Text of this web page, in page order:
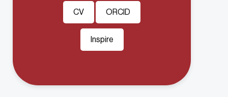
CV ORCID
Inspire